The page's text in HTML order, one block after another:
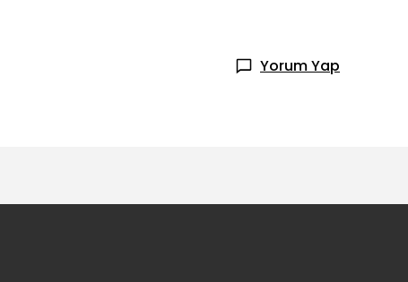
Yorum Yap